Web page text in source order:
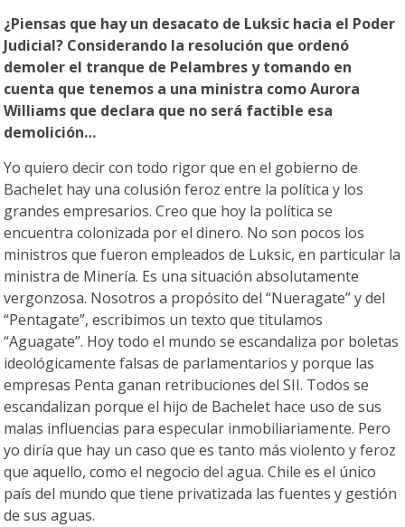
¿Piensas que hay un desacato de Luksic hacia el Poder
Judicial? Considerando la resolución que ordenó
demoler el tranque de Pelambres y tomando en
cuenta que tenemos a una ministra como Aurora
Williams que declara que no será factible esa
demolición…
Yo quiero decir con todo rigor que en el gobierno de
Bachelet hay una colusión feroz entre la política y los
grandes empresarios. Creo que hoy la política se
encuentra colonizada por el dinero. No son pocos los
ministros que fueron empleados de Luksic, en particular la
ministra de Minería. Es una situación absolutamente
vergonzosa. Nosotros a propósito del “Nueragate” y del
“Pentagate”, escribimos un texto que titulamos
“Aguagate”. Hoy todo el mundo se escandaliza por boletas
ideológicamente falsas de parlamentarios y porque las
empresas Penta ganan retribuciones del SII. Todos se
escandalizan porque el hijo de Bachelet hace uso de sus
malas influencias para especular inmobiliariamente. Pero
yo diría que hay un caso que es tanto más violento y feroz
que aquello, como el negocio del agua. Chile es el único
país del mundo que tiene privatizada las fuentes y gestión
de sus aguas.